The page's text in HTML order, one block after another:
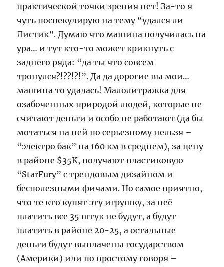
практической точки зрения нет! За-то я
чуть поспекулирую на тему “удался ли
Листик”. Думаю что машина получилась на
ура… и тут кто-то может крикнуть с
заднего ряда: “да ты что совсем
тронулся?!??!?!”. Да да дорогие вы мои…
машина то удалась! Малолитражка для
озабоченных природой людей, которые не
считают деньги и особо не работают (да бы
мотаться на ней по серьезному нельзя –
“электро бак” на 160 км в среднем), за цену
в районе $35K, получают пластиковую
“StarFury” с трендовым дизайном и
бесполезными фичами. Но самое приятно,
что те кто купят эту игрушку, за неё
платить все 35 штук не будут, а будут
платить в районе 20-25, а остальные
деньги будут выплачены государством
(Америки) или по простому говоря –